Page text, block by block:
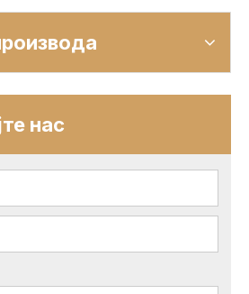
нас